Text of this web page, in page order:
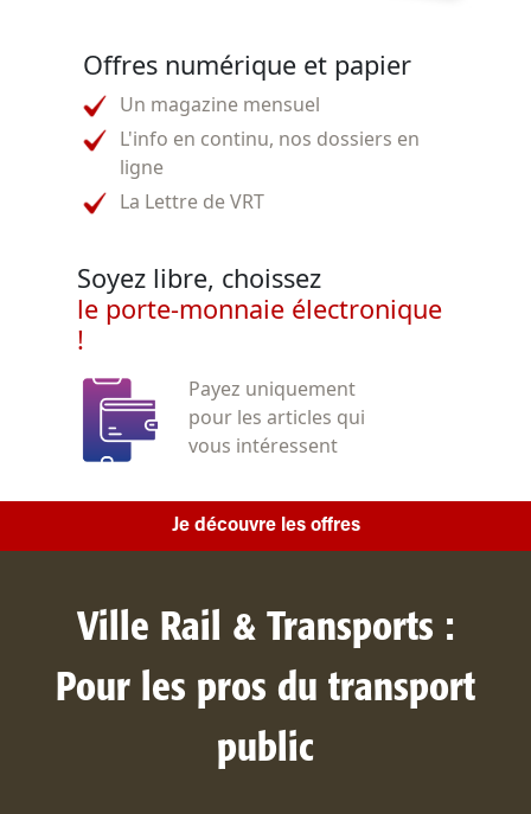
Offres numérique et papier
Un magazine mensuel
L'info en continu, nos dossiers en
ligne
La Lettre de VRT
Soyez libre, choissez
le porte-monnaie électronique
!
Payez uniquement
pour les articles qui
vous intéressent
Je découvre les offres
Ville Rail & Transports :
Pour les pros du transport
public